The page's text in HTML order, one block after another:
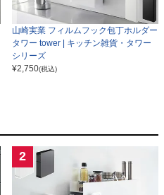
山崎実業 フィルムフック包丁ホルダー
タワー tower | キッチン雑貨・タワー
シリーズ
¥2,750(税込)
2